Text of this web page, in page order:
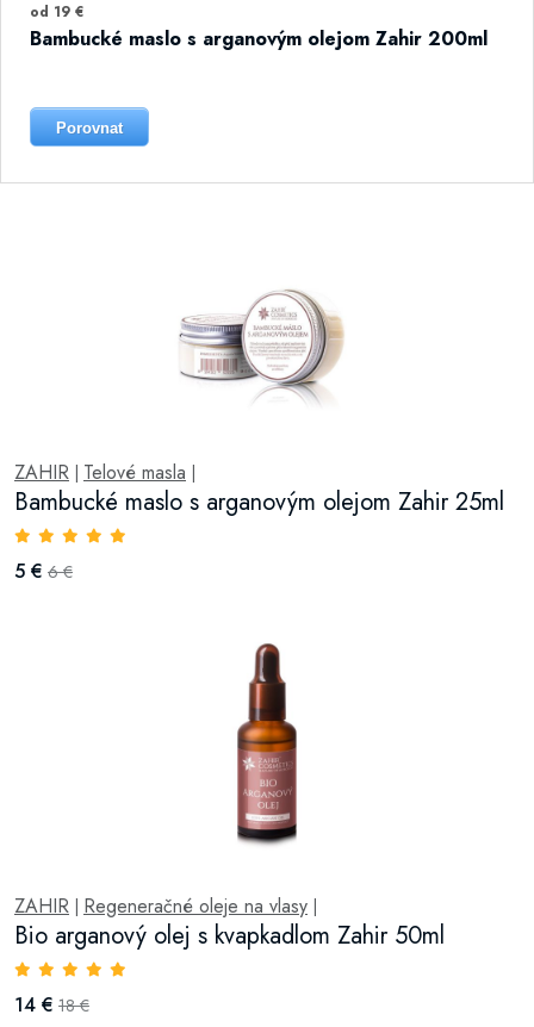
od 19 €
Bambucké maslo s arganovým olejom Zahir 200ml
Porovnat
ZAHIR Telové masla
Bambucké maslo s arganovým olejom Zahir 25ml
5 € 6 €
ZAHIR Regeneračné oleje na vlasy
Bio arganový olej s kvapkadlom Zahir 50ml
14 € 18 €